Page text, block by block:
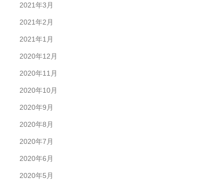
2021年3月
2021年2月
2021年1月
2020年12月
2020年11月
2020年10月
2020年9月
2020年8月
2020年7月
2020年6月
2020年5月